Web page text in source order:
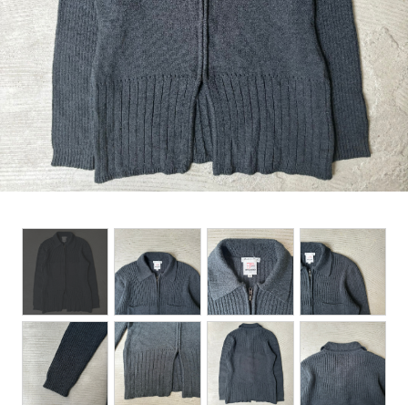
Other brands
TOPS
OUTER WEAR
BOTTOMS
DESIGNERS ARCHIVES